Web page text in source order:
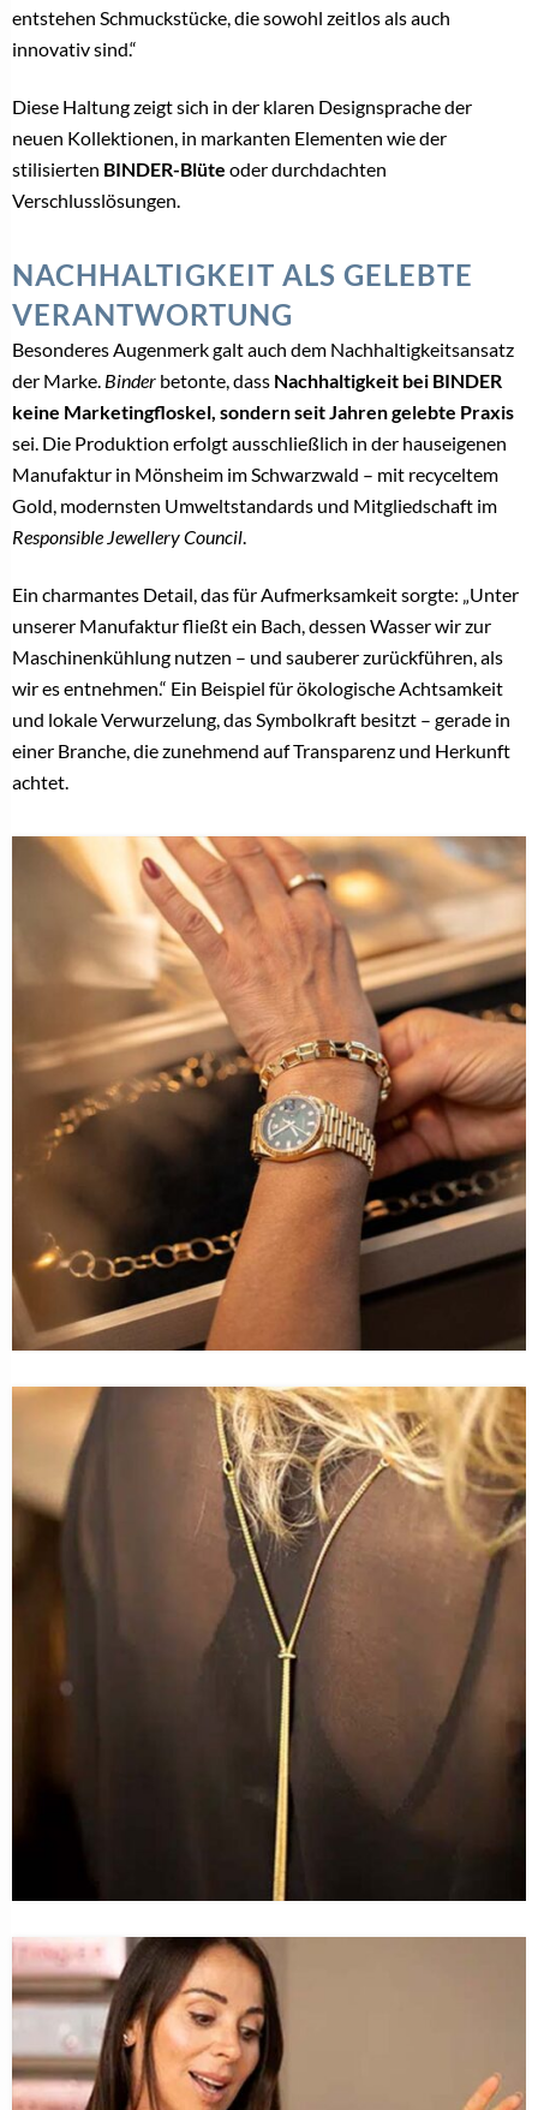
entstehen Schmuckstücke, die sowohl zeitlos als auch
innovativ sind.“
Diese Haltung zeigt sich in der klaren Designsprache der
neuen Kollektionen, in markanten Elementen wie der
stilisierten BINDER-Blüte oder durchdachten
Verschlusslösungen.
NACHHALTIGKEIT ALS GELEBTE
VERANTWORTUNG
Besonderes Augenmerk galt auch dem Nachhaltigkeitsansatz
der Marke. Binder betonte, dass Nachhaltigkeit bei BINDER
keine Marketingfloskel, sondern seit Jahren gelebte Praxis
sei. Die Produktion erfolgt ausschließlich in der hauseigenen
Manufaktur in Mönsheim im Schwarzwald – mit recyceltem
Gold, modernsten Umweltstandards und Mitgliedschaft im
Responsible Jewellery Council.
Ein charmantes Detail, das für Aufmerksamkeit sorgte: „Unter
unserer Manufaktur fließt ein Bach, dessen Wasser wir zur
Maschinenkühlung nutzen – und sauberer zurückführen, als
wir es entnehmen.“ Ein Beispiel für ökologische Achtsamkeit
und lokale Verwurzelung, das Symbolkraft besitzt – gerade in
einer Branche, die zunehmend auf Transparenz und Herkunft
achtet.